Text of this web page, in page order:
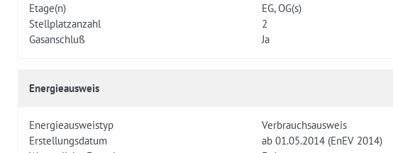
Etage(n)
EG, OG(s)
Stellplatzanzahl
2
Gasanschluß
Ja
Energieausweis
Energieausweistyp
Verbrauchsausweis
Erstellungsdatum
ab 01.05.2014 (EnEV 2014)